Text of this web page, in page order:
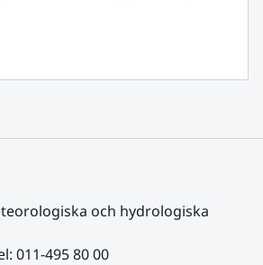
och hydrologiska
011-495 80 00